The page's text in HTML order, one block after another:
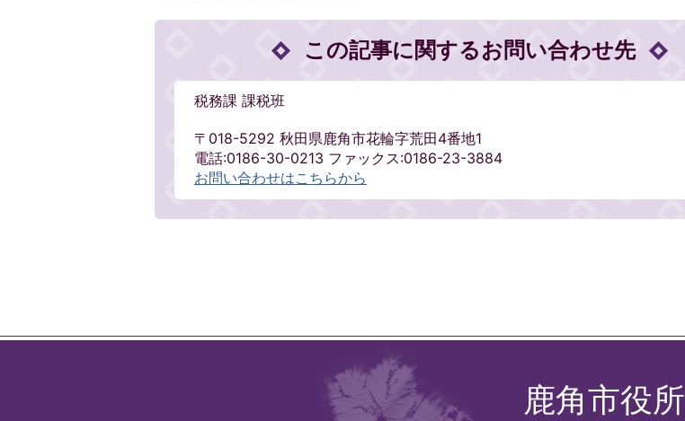
この記事に関するお問い合わせ先
税務課 課税班
〒018-5292 秋田県鹿角市花輪字荒田4番地1
電話:0186-30-0213 ファックス:0186-23-3884
お問い合わせはこちらから
鹿角市役所